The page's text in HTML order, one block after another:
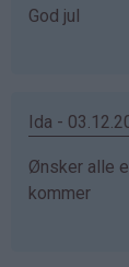
God jul
Ida -
Ønsker alle
kommer